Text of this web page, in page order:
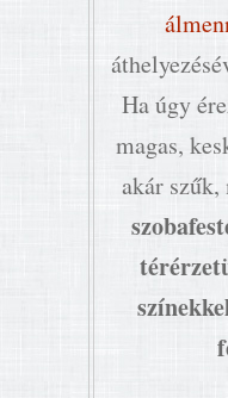
Ha úgy
magas,
akár